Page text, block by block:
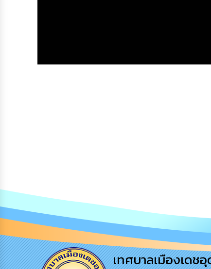
เทศบาลเมืองเดช